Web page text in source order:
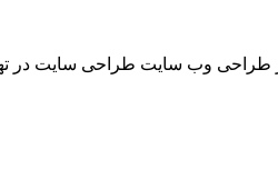
وب سایت طراحی سایت در